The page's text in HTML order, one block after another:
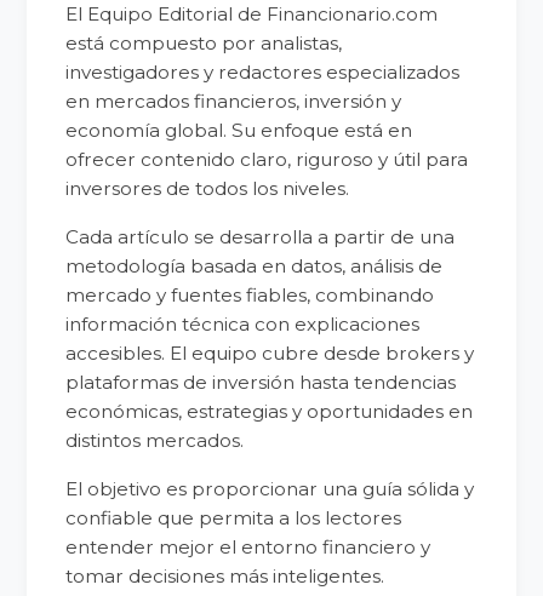
El Equipo Editorial de Financionario.com
está compuesto por analistas,
investigadores y redactores especializados
en mercados financieros, inversión y
economía global. Su enfoque está en
ofrecer contenido claro, riguroso y útil para
inversores de todos los niveles.
Cada artículo se desarrolla a partir de una
metodología basada en datos, análisis de
mercado y fuentes fiables, combinando
información técnica con explicaciones
accesibles. El equipo cubre desde brokers y
plataformas de inversión hasta tendencias
económicas, estrategias y oportunidades en
distintos mercados.
El objetivo es proporcionar una guía sólida y
confiable que permita a los lectores
entender mejor el entorno financiero y
tomar decisiones más inteligentes.